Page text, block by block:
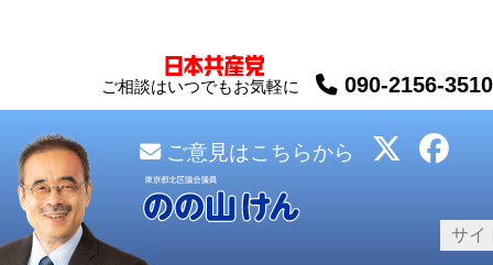
ご相談はいつでもお気軽に 090-2156-3510
ご意見はこちらから